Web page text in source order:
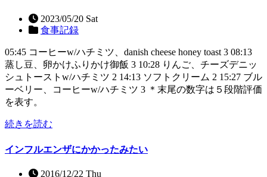
2023/05/20 Sat
食事記録
05:45 コーヒーw/ハチミツ、danish cheese honey toast 3 08:13
蒸し豆、卵かけふりかけ御飯 3 10:28 りんご、チーズデニッ
シュトーストw/ハチミツ 2 14:13 ソフトクリーム 2 15:27 ブル
ーベリー、コーヒーw/ハチミツ 3 ＊末尾の数字は５段階評価
を表す。
続きを読む
インフルエンザにかかったみたい
2016/12/22 Thu